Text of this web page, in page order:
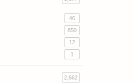
46
850
12
1
2,662